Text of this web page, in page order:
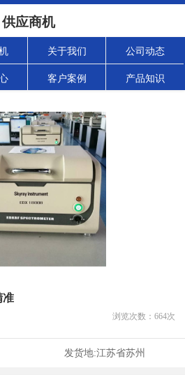
供应商机
关于我们 公司动态
客户案例 产品知识
准
浏览次数： 664次
发货地:江苏省苏州